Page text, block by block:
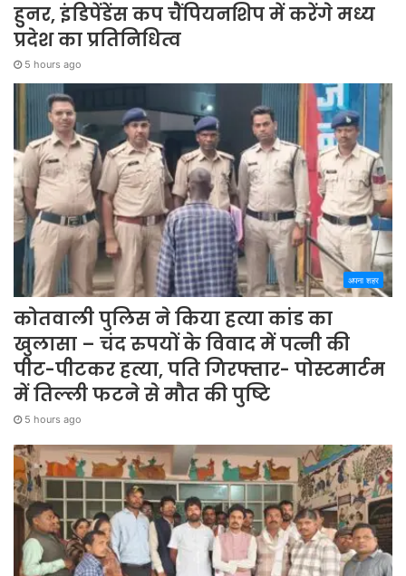
हुनर, इंडिपेंडेंस कप चैंपियनशिप में करेंगे मध्य
प्रदेश का प्रतिनिधित्व
5 hours ago
अपना शहर
कोतवाली पुलिस ने किया हत्या कांड का
खुलासा – चंद रुपयों के विवाद में पत्नी की
पीट-पीटकर हत्या, पति गिरफ्तार- पोस्टमार्टम
में तिल्ली फटने से मौत की पुष्टि
5 hours ago